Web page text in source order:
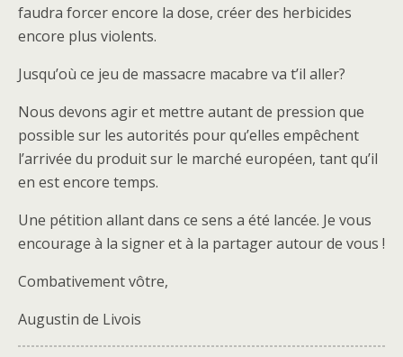
faudra forcer encore la dose, créer des herbicides
encore plus violents.
Jusqu’où ce jeu de massacre macabre va t’il aller?
Nous devons agir et mettre autant de pression que
possible sur les autorités pour qu’elles empêchent
l’arrivée du produit sur le marché européen, tant qu’il
en est encore temps.
Une pétition allant dans ce sens a été lancée. Je vous
encourage à la signer et à la partager autour de vous !
Combativement vôtre,
Augustin de Livois